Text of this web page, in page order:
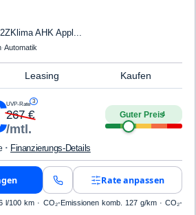
AHK Appl...
·Automatik
Leasing Kaufen
UVP-Rate 3
267€
/mtl.
Guter Preis4
· Finanzierungs-Details
Rate anpassen
l/100 km · CO₂-Emissionen komb. 127 g/km · CO₂-